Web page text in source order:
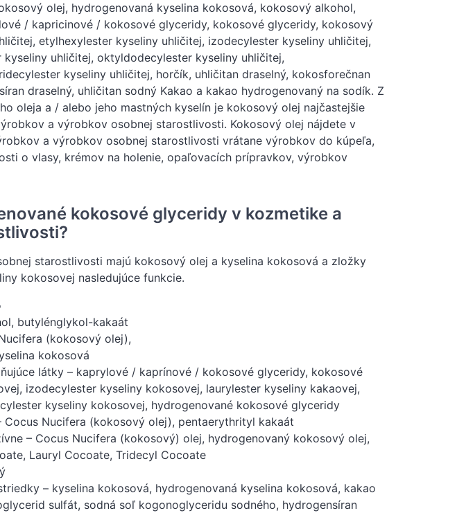
olej, hydrogenovaná kyselina kokosová, kokosový alkohol,
/ kapricinové / kokosové glyceridy, kokosové glyceridy, kokosový
etylhexylester kyseliny uhličitej, izodecylester kyseliny uhličitej,
uhličitej, oktyldodecylester kyseliny uhličitej,
kyseliny uhličitej, horčík, uhličitan draselný, kokosforečnan
draselný, uhličitan sodný Kakao a kakao hydrogenovaný na sodík. Z
oleja a / alebo jeho mastných kyselín je kokosový olej najčastejšie
a výrobkov osobnej starostlivosti. Kokosový olej nájdete v
a výrobkov osobnej starostlivosti vrátane výrobkov do kúpeľa,
o vlasy, krémov na holenie, opaľovacích prípravkov, výrobkov
kokosové glyceridy v kozmetike a
starostlivosti majú kokosový olej a kyselina kokosová a zložky
kokosovej nasledujúce funkcie.
butylénglykol-kakaát
(kokosový olej),
kokosová
látky – kaprylové / kaprínové / kokosové glyceridy, kokosové
izodecylester kyseliny kokosovej, laurylester kyseliny kakaovej,
kyseliny kokosovej, hydrogenované kokosové glyceridy
Nucifera (kokosový olej), pentaerythrityl kakaát
– Cocus Nucifera (kokosový) olej, hydrogenovaný kokosový olej,
Lauryl Cocoate, Tridecyl Cocoate
– kyselina kokosová, hydrogenovaná kyselina kokosová, kakao
sulfát, sodná soľ kogonoglyceridu sodného, ​​hydrogensíran